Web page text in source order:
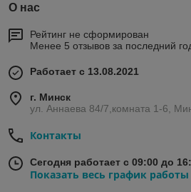
О нас
Рейтинг не сформирован
Менее 5 отзывов за последний
Работает с 13.08.2021
г. Минск
ул. Аннаева 84/7,комната 1-6,
Контакты
Сегодня работает с 09:00 до
Показать весь график работы